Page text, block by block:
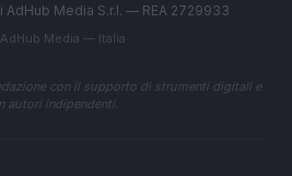
Media S.r.l. — REA 2729933
Media — Italia
con il supporto di strumenti digitali e
autori indipendenti.